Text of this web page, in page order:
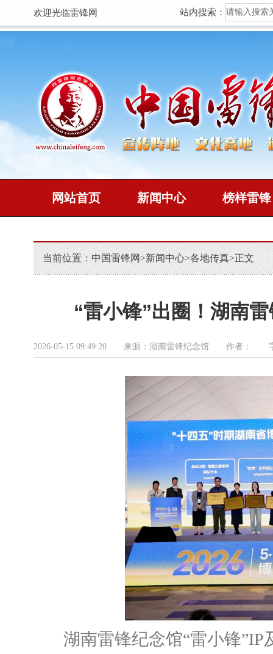
欢迎光临雷锋网 站内搜索：
网站首页 新闻中心 榜样雷锋
当前位置： 中国雷锋网>新闻中心>各地传真>正文
“雷小锋”出圈！湖南
2026-05-15 09:49:20 来源：湖南雷锋纪念馆 作者：
湖南雷锋纪念馆“雷小锋